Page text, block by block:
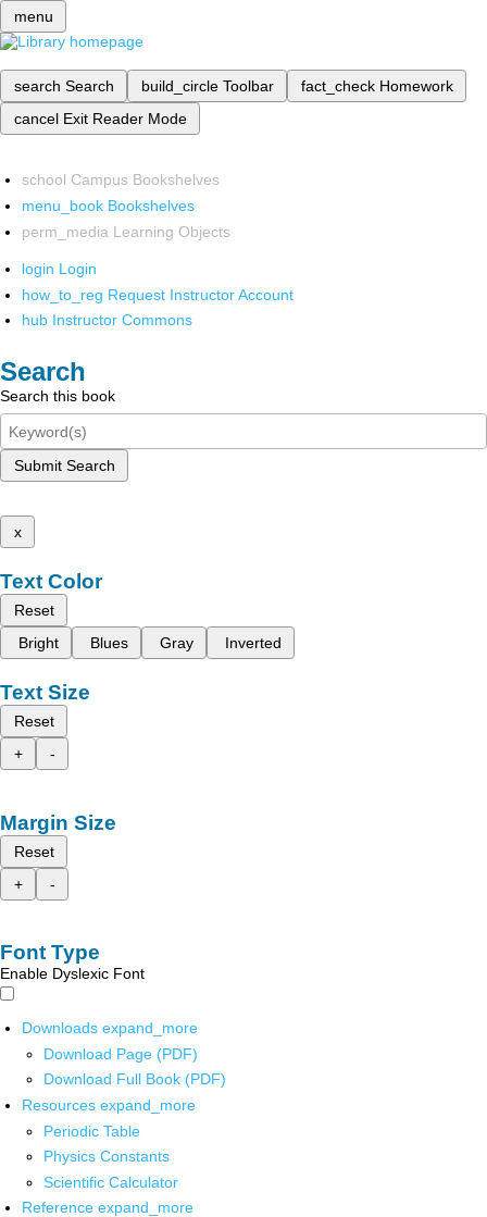
menu
search Search build_circle Toolbar fact_check Homework
cancel Exit Reader Mode
school Campus Bookshelves
menu_book Bookshelves
perm_media Learning Objects
login Login
how_to_reg Request Instructor Account
hub Instructor Commons
Search
Search this book
Submit Search
x
Text Color
Reset
Bright
Blues Gray Inverted
Text Size
Reset
+
-
Margin Size
Reset
+
-
Font Type
Enable Dyslexic Font
Downloads expand_more
Download Page (PDF)
Download Full Book (PDF)
Resources expand_more
Periodic Table
Physics Constants
Scientific Calculator
Reference expand_more